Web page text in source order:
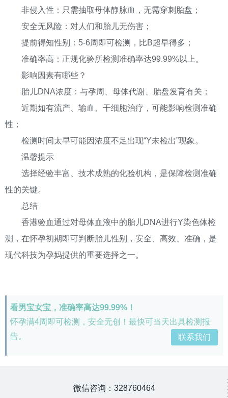
非侵入性：只需抽取母体静脉血，无需穿刺胎盘；
安全无风险：对人们和胎儿无伤害；
提前得知性别：5-6周即可检测，比B超早得多；
准确率高：正规化验所检测准确率达99.99%以上。
影响因素有哪些？
胎儿DNA浓度：与孕周、母体代谢、胎盘发育有关；
近期如有流产、输血、干细胞治疗，可能影响检测准确
性；
检测时间太早可能因浓度不足出现“Y未检出”现象。
温馨提示
选择经验丰富、技术成熟的化验机构，是保障检测准确
性的关键。
总结
香港验血通过对母体血液中的胎儿DNA进行Y染色体检
测，在怀孕初期即可判断胎儿性别，安全、高效、准确，是
现代科技为孕妈提供的重要选择之一。
看男宝女宝，准确率高达99.99%！
怀孕满4周即可检测，安全无创！最快可当天出具检测报
告。
联系我们
微信咨询：328760464